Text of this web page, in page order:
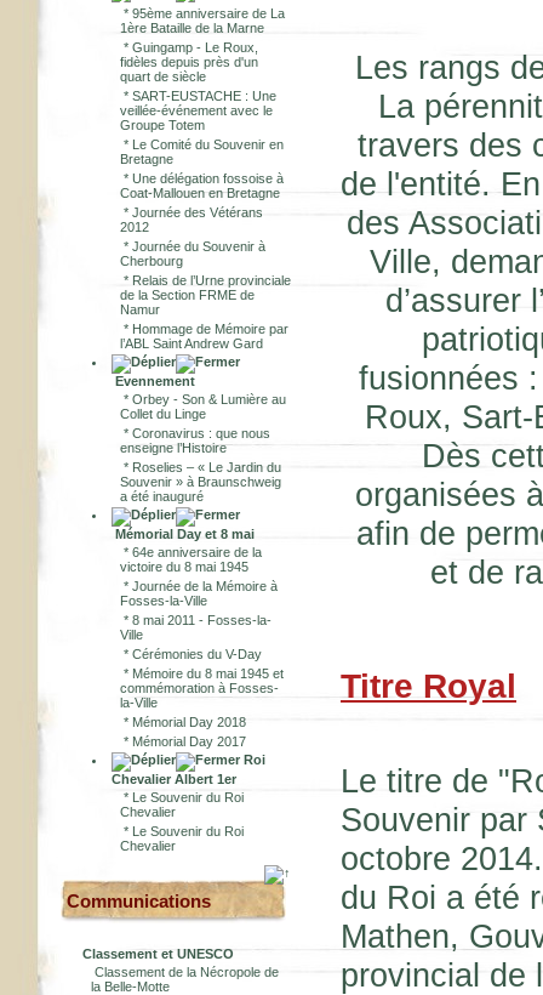
* 95ème anniversaire de La
1ère Bataille de la Marne
* Guingamp - Le Roux,
fidèles depuis près d'un
quart de siècle
* SART-EUSTACHE : Une
veillée-événement avec le
Groupe Totem
* Le Comité du Souvenir en
Bretagne
* Une délégation fossoise à
Coat-Mallouen en Bretagne
* Journée des Vétérans
2012
* Journée du Souvenir à
Cherbourg
* Relais de l’Urne provinciale
de la Section FRME de
Namur
* Hommage de Mémoire par
l’ABL Saint Andrew Gard
Evennement
* Orbey - Son & Lumière au
Collet du Linge
* Coronavirus : que nous
enseigne l’Histoire
* Roselies – « Le Jardin du
Souvenir » à Braunschweig
a été inauguré
Mémorial Day et 8 mai
* 64e anniversaire de la
victoire du 8 mai 1945
* Journée de la Mémoire à
Fosses-la-Ville
* 8 mai 2011 - Fosses-la-
Ville
* Cérémonies du V-Day
* Mémoire du 8 mai 1945 et
commémoration à Fosses-
la-Ville
* Mémorial Day 2018
* Mémorial Day 2017
Roi
Chevalier Albert 1er
* Le Souvenir du Roi
Chevalier
* Le Souvenir du Roi
Chevalier
Communications
Classement et UNESCO
Classement de la Nécropole de
la Belle-Motte
Les rangs
La
travers des
de l'entité.
des
Ville,
d’assurer
fusionnées
Roux,
Dès
organisées
afin de
et de
Titre Royal
Le titre de
Souvenir par
octobre
du Roi a été
Mathen,
provincial de